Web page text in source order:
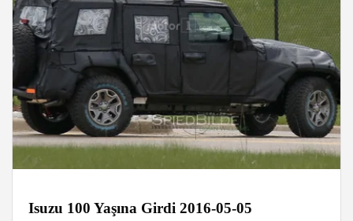
Isuzu 100 Yaşına Girdi 2016-05-05